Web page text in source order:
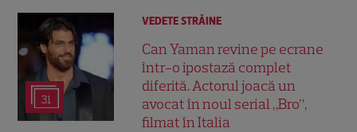
31
VEDETE STRĂINE
Can Yaman revine pe ecrane
într-o ipostază complet
diferită. Actorul joacă un
avocat în noul serial „Bro”,
filmat în Italia